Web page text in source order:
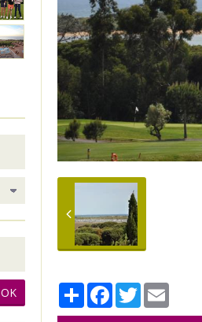
PartagerFacebook
TwitterEmail
OK